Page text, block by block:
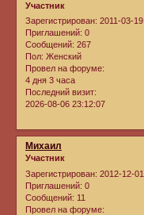
Участник
Зарегистрирован: 2011-03-19
Приглашений: 0
Сообщений: 267
Пол: Женский
Провел на форуме:
4 дня 3 часа
Последний визит:
2026-08-06 23:12:07
Михаил
Участник
Зарегистрирован: 2012-12-01
Приглашений: 0
Сообщений: 11
Провел на форуме: